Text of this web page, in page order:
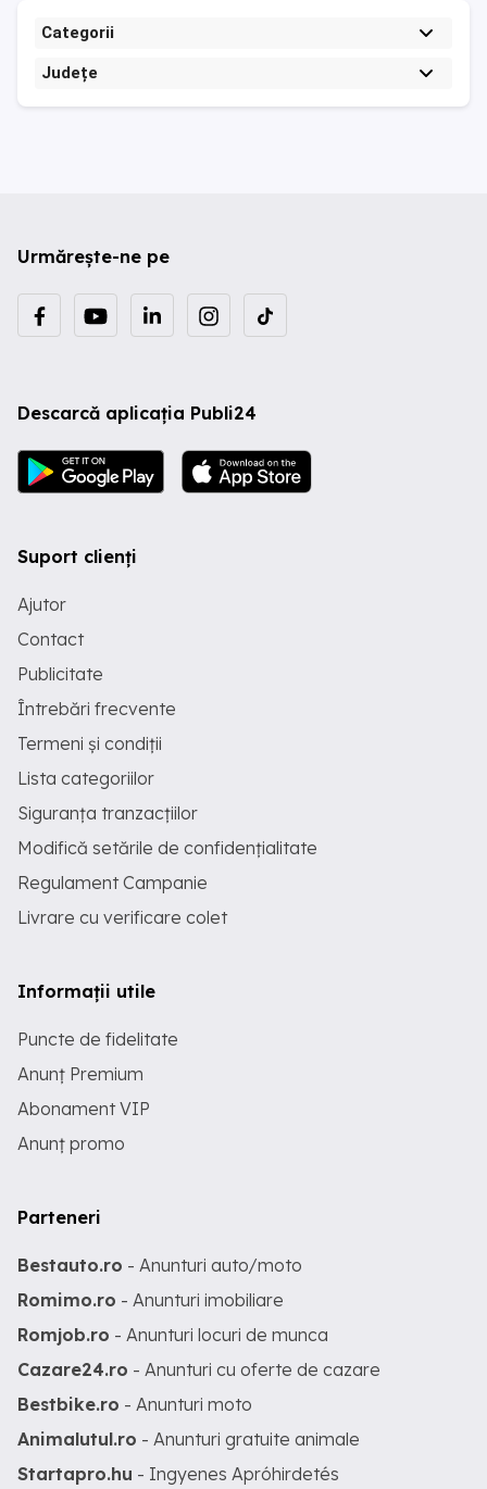
Categorii
Județe
Urmărește-ne pe
Descarcă aplicația Publi24
Suport clienți
Ajutor
Contact
Publicitate
Întrebări frecvente
Termeni și condiții
Lista categoriilor
Siguranța tranzacțiilor
Modifică setările de confidențialitate
Regulament Campanie
Livrare cu verificare colet
Informații utile
Puncte de fidelitate
Anunț Premium
Abonament VIP
Anunț promo
Parteneri
Bestauto.ro - Anunturi auto/moto
Romimo.ro - Anunturi imobiliare
Romjob.ro - Anunturi locuri de munca
Cazare24.ro - Anunturi cu oferte de cazare
Bestbike.ro - Anunturi moto
Animalutul.ro - Anunturi gratuite animale
Startapro.hu - Ingyenes Apróhirdetés